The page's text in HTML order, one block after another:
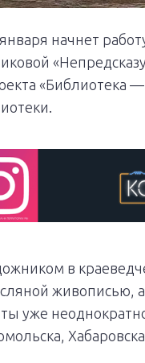
начнет
«Библиотека
в
живописью,
уже